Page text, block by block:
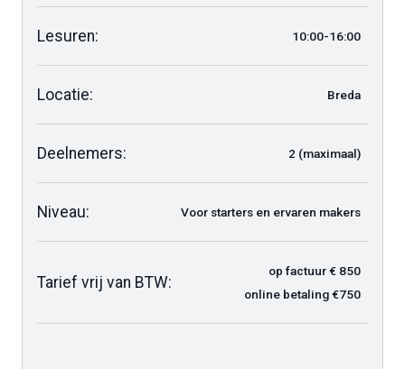
Lesuren: 10:00-16:00
Locatie: Breda
Deelnemers: 2 (maximaal)
Niveau: Voor starters en ervaren makers
Tarief vrij van BTW:
op factuur € 850
online betaling €750